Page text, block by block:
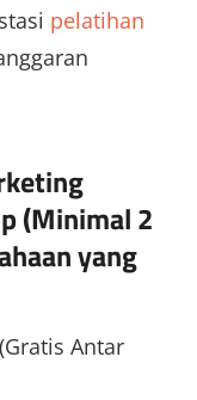
pelatihan
(Minimal 2
yang
Antar